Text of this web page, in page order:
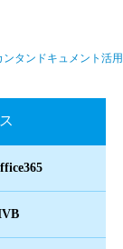
ンタンドキュメント活用